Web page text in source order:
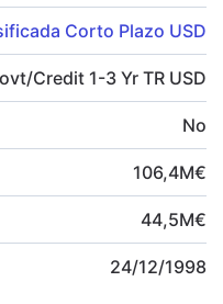
Corto Plazo USD
Credit 1-3 Yr TR USD
No
106,4M€
44,5M€
24/12/1998